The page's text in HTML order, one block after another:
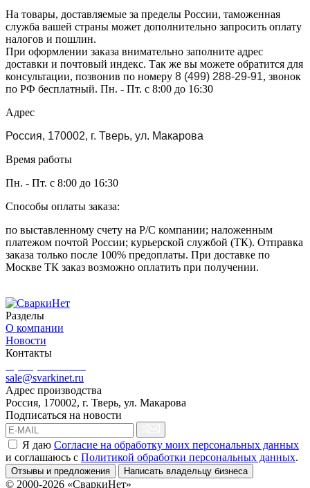
На товары, доставляемые за пределы России, таможенная
служба вашей страны может дополнительно запросить оплату
налогов и пошлин.
При оформлении заказа внимательно заполните адрес
доставки и почтовый индекс. Так же вы можете обратится для
консультации, позвонив по номеру 8 (499) 288-29-91, звонок
по РФ бесплатный. Пн. - Пт. с 8:00 до 16:30
Адрес
Россия, 170002, г. Тверь, ул. Макарова
Время работы
Пн. - Пт. с 8:00 до 16:30
Способы оплаты заказа:
по выставленному счету на Р/С компании; наложенным
платежом почтой России; курьерской службой (ТК). Отправка
заказа только после 100% предоплаты. При доставке по
Москве ТК заказ возможно оплатить при получении.
Разделы
О компании
Новости
Контакты
sale@svarkinet.ru
Адрес производства
Россия, 170002, г. Тверь, ул. Макарова
Подписаться на новости
Я даю Согласие на обработку моих персональных данных
и соглашаюсь c Политикой обработки персональных данных.
Отзывы и предложения Написать владельцу бизнеса
© 2000-2026 «СваркиНет»